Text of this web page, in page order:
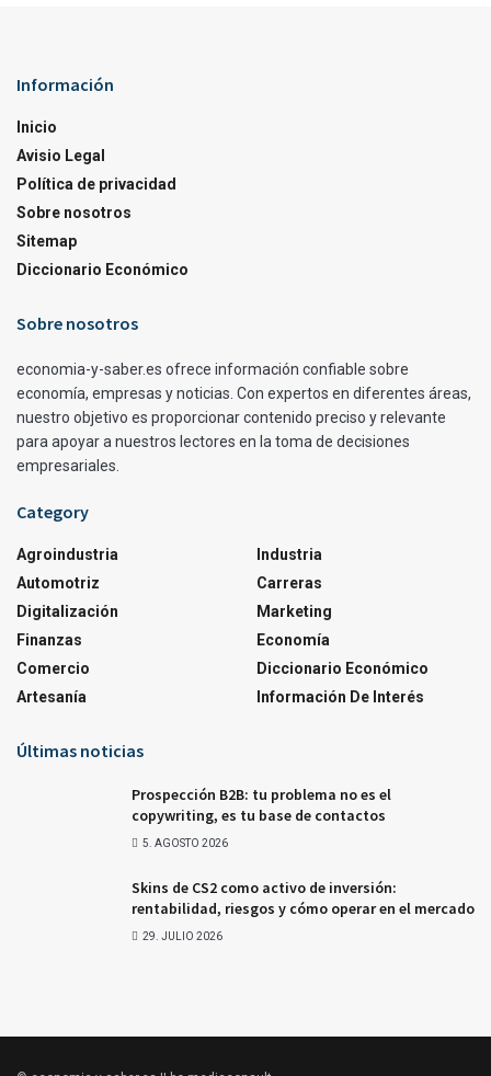
Información
Inicio
Avisio Legal
Política de privacidad
Sobre nosotros
Sitemap
Diccionario Económico
Sobre nosotros
economia-y-saber.es ofrece información confiable sobre
economía, empresas y noticias. Con expertos en diferentes áreas,
nuestro objetivo es proporcionar contenido preciso y relevante
para apoyar a nuestros lectores en la toma de decisiones
empresariales.
Category
Agroindustria
Automotriz
Digitalización
Finanzas
Comercio
Artesanía
Industria
Carreras
Marketing
Economía
Diccionario Económico
Información De Interés
Últimas noticias
Prospección B2B: tu problema no es el
copywriting, es tu base de contactos
5. AGOSTO 2026
Skins de CS2 como activo de inversión:
rentabilidad, riesgos y cómo operar en el mercado
29. JULIO 2026